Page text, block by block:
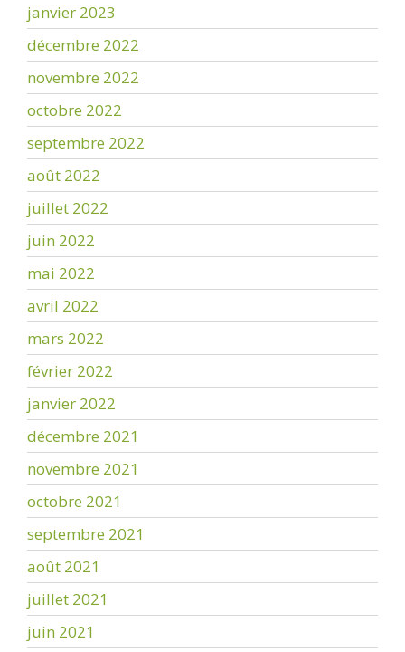
janvier 2023
décembre 2022
novembre 2022
octobre 2022
septembre 2022
août 2022
juillet 2022
juin 2022
mai 2022
avril 2022
mars 2022
février 2022
janvier 2022
décembre 2021
novembre 2021
octobre 2021
septembre 2021
août 2021
juillet 2021
juin 2021